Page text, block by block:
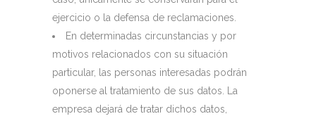
ejercicio o la defensa de reclamaciones.
En determinadas circunstancias y por
motivos relacionados con su situación
particular, las personas interesadas podrán
oponerse al tratamiento de sus datos. La
empresa dejará de tratar dichos datos,